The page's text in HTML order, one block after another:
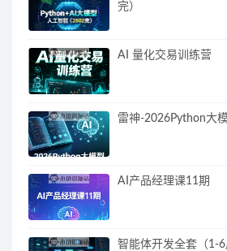
完）
AI 量化交易训练营
雷神-2026Python大
AI产品经理课11期
智能体开发全套（1-6